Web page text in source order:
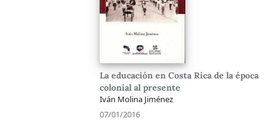
La educación en Costa Rica de la época
colonial al presente
Iván Molina Jiménez
07/01/2016